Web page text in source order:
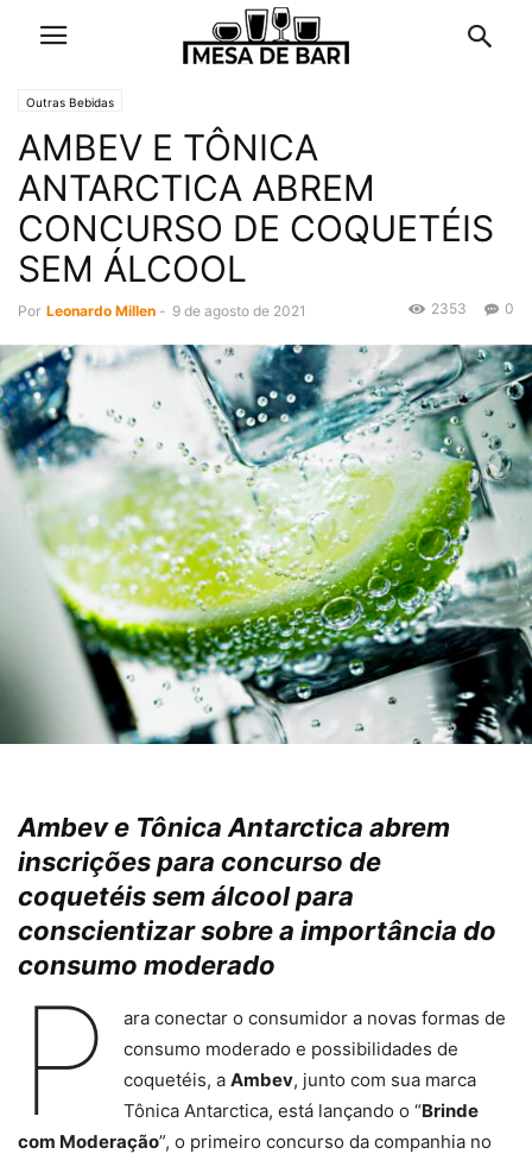
Outras Bebidas
AMBEV E TÔNICA
ANTARCTICA ABREM
CONCURSO DE COQUETÉIS
SEM ÁLCOOL
Por Leonardo Millen - 9 de agosto de 2021 0
2353
Ambev e Tônica Antarctica abrem
inscrições para concurso de
coquetéis sem álcool para
conscientizar sobre a importância do
consumo moderado
P
ara conectar o consumidor a novas formas de
consumo moderado e possibilidades de
coquetéis, a Ambev, junto com sua marca
Tônica Antarctica, está lançando o “Brinde
com Moderação”, o primeiro concurso da companhia no